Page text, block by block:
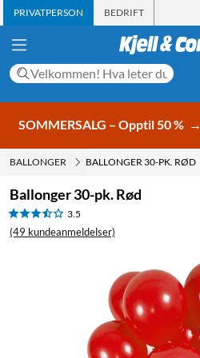
PRIVATPERSON BEDRIFT
SOMMERSALG – Opptil 50 % →
BALLONGER BALLONGER 30-PK. RØD
Ballonger 30-pk. Rød
3.5
(49 kundeanmeldelser)